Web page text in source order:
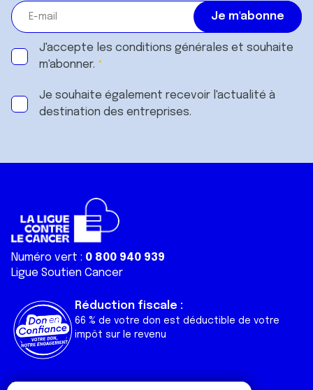
J'accepte les conditions générales et souhaite
m'abonner.
Je souhaite également recevoir l'actualité à
destination des entreprises.
Numéro vert : 0 800 940 939
Ligue Soutien Cancer
Réduction fiscale :
66 % de votre don est déductible de votre
impôt sur le revenu